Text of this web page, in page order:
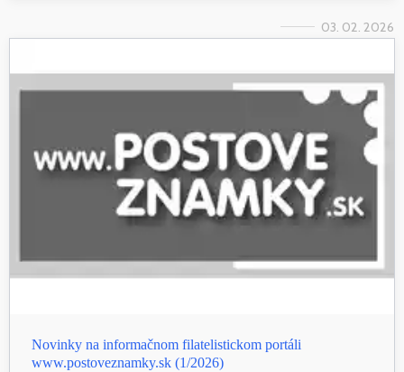
03. 02. 2026
Novinky na informačnom filatelistickom portáli
www.postoveznamky.sk (1/2026)